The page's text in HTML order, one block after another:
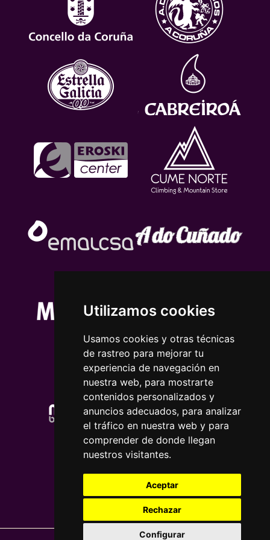
Utilizamos cookies
Usamos cookies y otras técnicas
de rastreo para mejorar tu
experiencia de navegación en
nuestra web, para mostrarte
contenidos personalizados y
anuncios adecuados, para analizar
el tráfico en nuestra web y para
comprender de donde llegan
nuestros visitantes.
Aceptar
Rechazar
Configurar